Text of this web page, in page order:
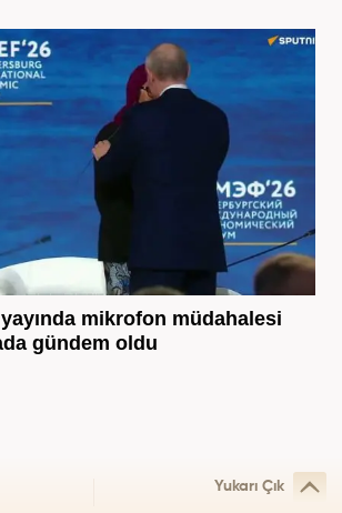
mikrofon müdahalesi
gündem oldu
Yukarı Çık